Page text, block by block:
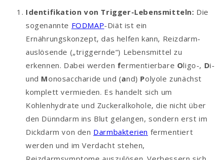
Identifikation von Trigger-Lebensmitteln: Die
sogenannte FODMAP-Diät ist ein
Ernährungskonzept, das helfen kann, Reizdarm-
auslösende („triggernde“) Lebensmittel zu
erkennen. Dabei werden fermentierbare Oligo-, Di-
und Monosaccharide und (and) Polyole zunächst
komplett vermieden. Es handelt sich um
Kohlenhydrate und Zuckeralkohole, die nicht über
den Dünndarm ins Blut gelangen, sondern erst im
Dickdarm von den Darmbakterien fermentiert
werden und im Verdacht stehen,